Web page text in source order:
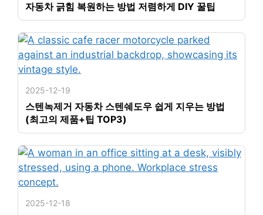
자동차 긁힘 복원하는 방법 저렴하게 DIY 꿀팁
2025-12-19
스텐녹제거 자동차 스텐쉐도우 쉽게 지우는 방법
(최고의 제품+팁 TOP3)
2025-12-18